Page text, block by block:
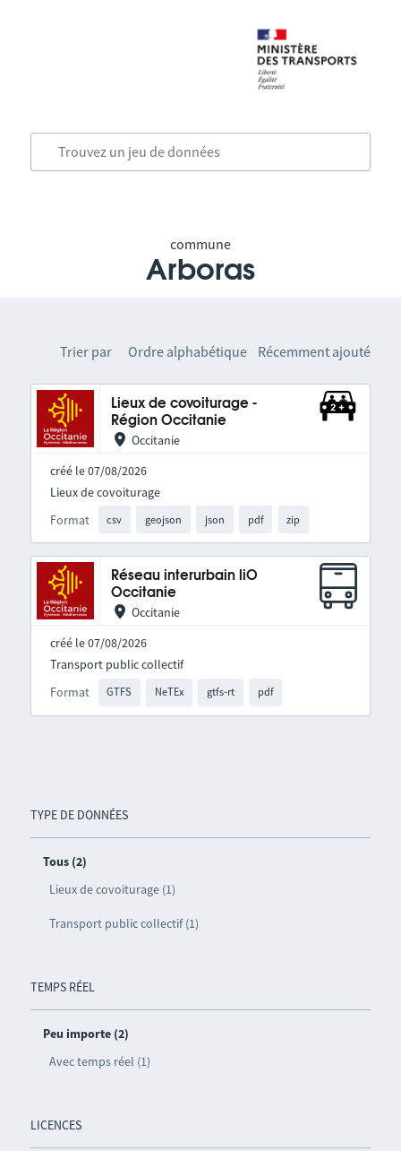
commune
Arboras
TYPE DE DONNÉES
Tous (2)
Lieux de covoiturage (1)
Transport public collectif (1)
TEMPS RÉEL
Peu importe (2)
Avec temps réel (1)
LICENCES
Trier par Ordre alphabétique Récemment ajouté
Lieux de covoiturage -
Région Occitanie
Occitanie
créé le 07/08/2026
Format csv geojson json pdf zip
Lieux de covoiturage
Réseau interurbain liO
Occitanie
Occitanie
créé le 07/08/2026
Format GTFS NeTEx gtfs-rt pdf
Transport public collectif